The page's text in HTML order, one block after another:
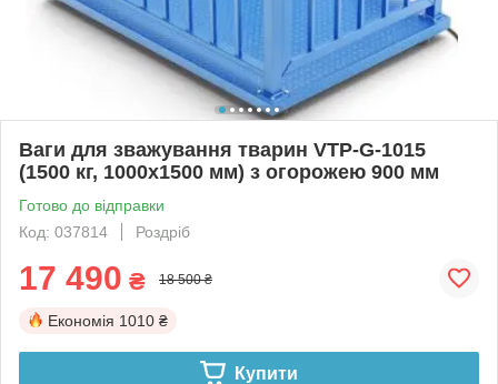
Ваги для зважування тварин VTP-G-1015
(1500 кг, 1000х1500 мм) з огорожею 900 мм
Готово до відправки
Код: 037814
Роздріб
17 490 ₴ 18 500 ₴
Економія 1010 ₴
Купити